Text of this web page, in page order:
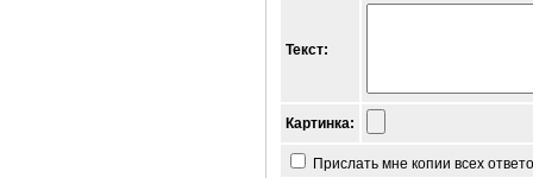
Текст:
Картинка:
Прислать мне копии всех